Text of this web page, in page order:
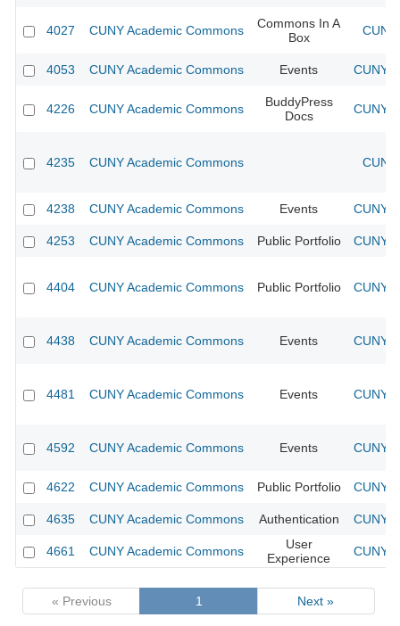
4027 CUNY Academic Commons
Commons In A
Box
4053 CUNY Academic Commons Events CUNY
4226 CUNY Academic Commons
BuddyPress
Docs
CUNY
4235 CUNY Academic Commons
4238 CUNY Academic Commons Events CUNY
4253 CUNY Academic Commons Public Portfolio CUNY
4404 CUNY Academic Commons Public Portfolio CUNY
4438 CUNY Academic Commons Events CUNY
4481 CUNY Academic Commons Events CUNY
4592 CUNY Academic Commons Events CUNY
4622 CUNY Academic Commons Public Portfolio CUNY
4635 CUNY Academic Commons Authentication CUNY
4661 CUNY Academic Commons
User
Experience
CUNY
« Previous 1 Next »